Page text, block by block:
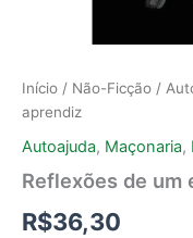
Início / Não-Ficção /
aprendiz
Autoajuda, Maçonaria,
Reflexões de um
R$36,30